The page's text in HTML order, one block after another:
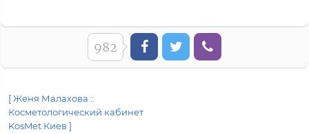
982
[ Женя Малахова ::
Косметологический кабинет
KosMet Киев ]